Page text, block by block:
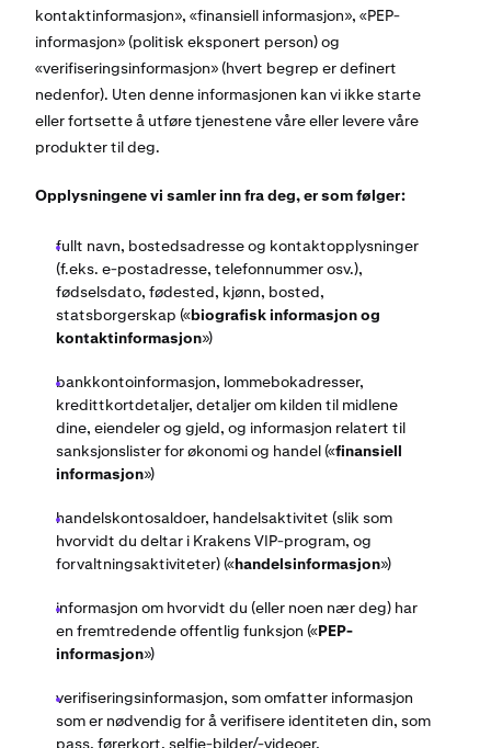
kontaktinformasjon», «finansiell informasjon», «PEP-
informasjon» (politisk eksponert person) og
«verifiseringsinformasjon» (hvert begrep er definert
nedenfor). Uten denne informasjonen kan vi ikke starte
eller fortsette å utføre tjenestene våre eller levere våre
produkter til deg.
Opplysningene vi samler inn fra deg, er som følger:
fullt navn, bostedsadresse og kontaktopplysninger
(f.eks. e-postadresse, telefonnummer osv.),
fødselsdato, fødested, kjønn, bosted,
statsborgerskap («biografisk informasjon og
kontaktinformasjon»)
bankkontoinformasjon, lommebokadresser,
kredittkortdetaljer, detaljer om kilden til midlene
dine, eiendeler og gjeld, og informasjon relatert til
sanksjonslister for økonomi og handel («finansiell
informasjon»)
handelskontosaldoer, handelsaktivitet (slik som
hvorvidt du deltar i Krakens VIP-program, og
forvaltningsaktiviteter) («handelsinformasjon»)
informasjon om hvorvidt du (eller noen nær deg) har
en fremtredende offentlig funksjon («PEP-
informasjon»)
verifiseringsinformasjon, som omfatter informasjon
som er nødvendig for å verifisere identiteten din, som
pass, førerkort, selfie-bilder/-videoer,